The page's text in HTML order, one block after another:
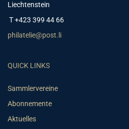
Liechtenstein
T +423 399 44 66
philatelie@post.li
QUICK LINKS
Sammlervereine
Abonnemente
Aktuelles